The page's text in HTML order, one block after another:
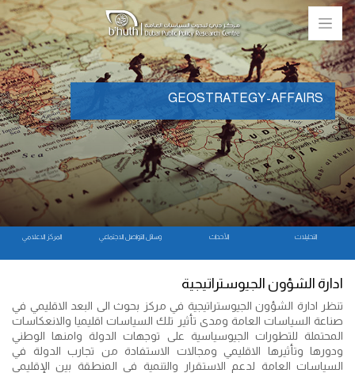
المركز الاعلامي وسائل التواصل الاجتماعي الأحداث التحليلات
GEOSTRATEGY-AFFAIRS
ادارة الشؤون الجيوستراتيجية
تنظر ادارة الشؤون الجيوستراتيجية في مركز بحوث الى البعد الاقليمي في
صناعة السياسات العامة ومدى تأثير تلك السياسات اقليميا والانعكاسات
المحتملة للتطورات الجيوسياسية على توجهات الدولة وامنها الوطني
ودورها وتأثيرها الاقليمي ومجالات الاستفادة من تجارب الدولة في
السياسات العامة لدعم الاستقرار والتنمية في المنطقة بين الإقليمي